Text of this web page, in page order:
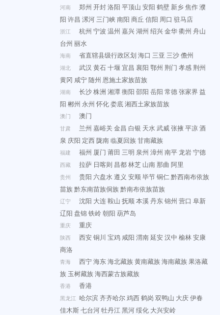
河南 郑州 开封洛阳 平顶山 安阳 鹤壁 新乡焦作濮
阳 许昌 漯河三门峡南阳 商丘 信阳 周口 驻马店
浙江 杭州 宁波 温州 嘉兴湖州 绍兴金华衢州 舟山
台州 丽水
海南 省直辖县级行政区划 海口 三亚 三沙儋州
湖北 武汉 黄石十堰 宜昌 襄阳 鄂州 荆门 孝感荆州
黄冈 咸宁随州 恩施土家族苗族
湖南 长沙株洲 湘潭衡阳 邵阳 岳阳 常德张家界 益
阳 郴州 永州 怀化娄底湘西土家族苗族
澳门 澳门
甘肃 兰州 嘉峪关 金昌 白银 天水武威张掖平凉酒
泉 庆阳 定西陇南临夏回族甘南藏族
福建 福州 厦门 莆田 三明 泉州 漳州 南平龙岩宁德
西藏 拉萨 日喀则 昌都林芝 山南那曲 阿里
贵州 贵阳 六盘水遵义 安顺毕节铜仁黔西南布依族
苗族黔东南苗族侗族黔南布依族苗族
辽宁 沈阳 大连鞍山 抚顺本溪丹东锦州 营口 阜新
辽阳 盘锦铁岭朝阳 葫芦岛
重庆 重庆
陕西 西安铜川 宝鸡 咸阳 渭南延安汉中 榆林安康
商洛
青海 西宁海东海北藏族黄南藏族海南藏族果洛藏
族 玉树藏族海西蒙古族藏族
香港 香港
黑龙江 哈尔滨齐齐哈尔鸡西鹤岗 双鸭山 大庆伊春
佳木斯七台河牡丹江黑河绥化 大兴安岭